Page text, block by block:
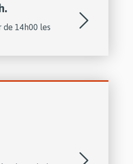
de 14h00 les